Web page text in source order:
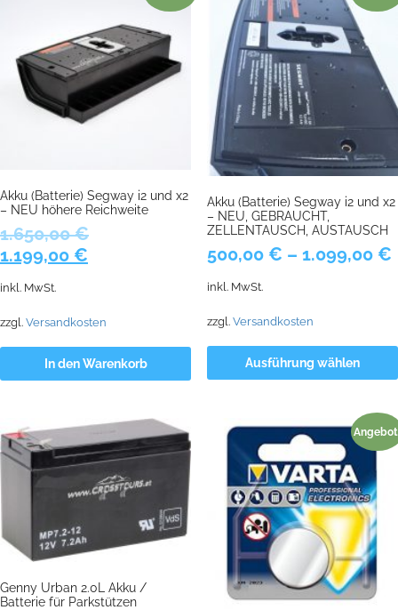
Akku (Batterie) Segway i2 und x2
– NEU höhere Reichweite
1.650,00€
Ursprünglicher
war:
1.650,00 €
1.199,00 €
1.199,00 €.
inkl. MwSt.
zzgl. Versandkosten
In den Warenkorb
Akku (Batterie) Segway i2 und x2
– NEU, GEBRAUCHT,
ZELLENTAUSCH, AUSTAUSCH
500,00 € – 1.099,00 €
inkl. MwSt.
zzgl. Versandkosten
Ausführung wählen
Genny Urban 2.0L Akku /
Batterie für Parkstützen